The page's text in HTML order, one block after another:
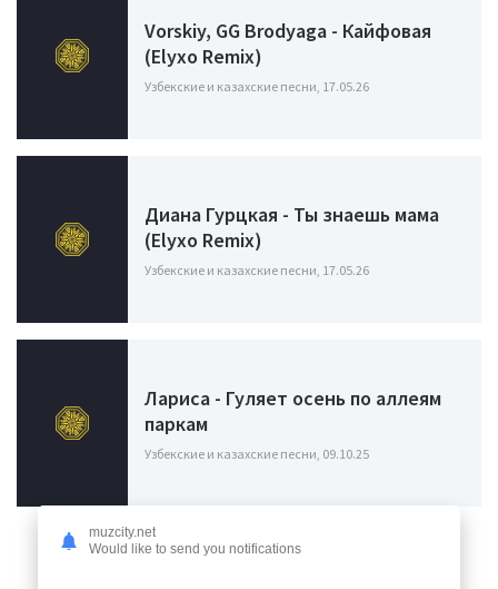
Vorskiy, GG Brodyaga - Кайфовая
(Elyxo Remix)
Узбекские и казахские песни, 17.05.26
Диана Гурцкая - Ты знаешь мама
(Elyxo Remix)
Узбекские и казахские песни, 17.05.26
Лариса - Гуляет осень по аллеям
паркам
Узбекские и казахские песни, 09.10.25
muzcity.net
Would like to send you notifications